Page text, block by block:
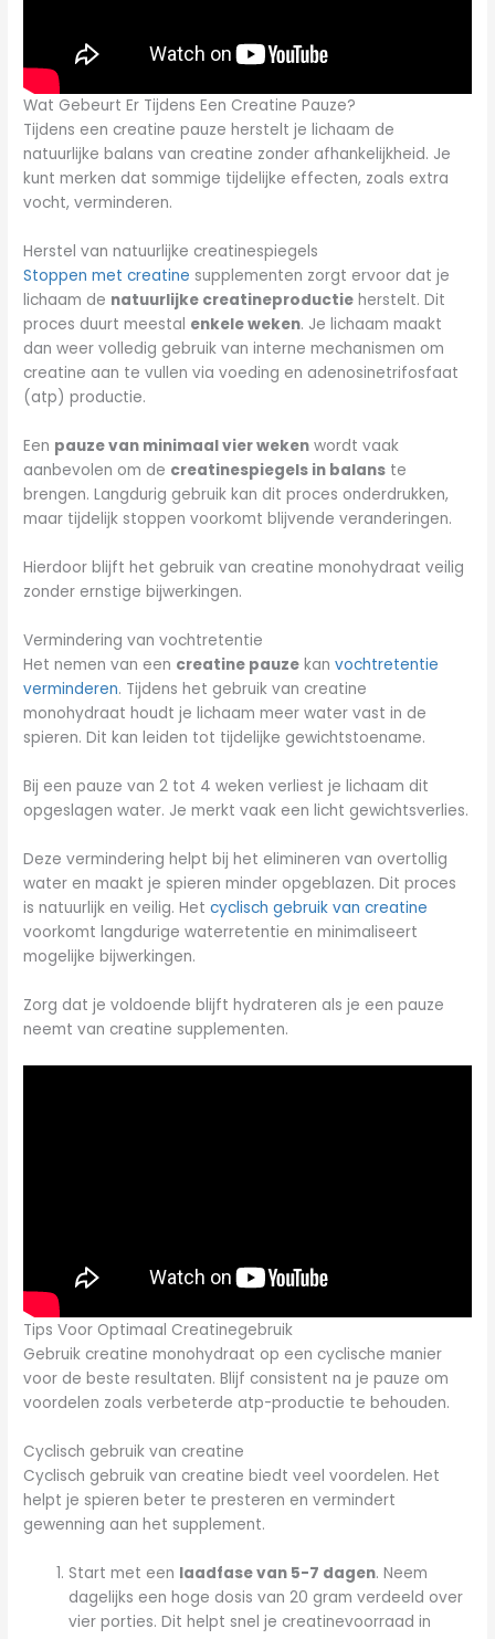
Wat Gebeurt Er Tijdens Een Creatine Pauze?
Tijdens een creatine pauze herstelt je lichaam de
natuurlijke balans van creatine zonder afhankelijkheid. Je
kunt merken dat sommige tijdelijke effecten, zoals extra
vocht, verminderen.
Herstel van natuurlijke creatinespiegels
Stoppen met creatine supplementen zorgt ervoor dat je
lichaam de natuurlijke creatineproductie herstelt. Dit
proces duurt meestal enkele weken. Je lichaam maakt
dan weer volledig gebruik van interne mechanismen om
creatine aan te vullen via voeding en adenosinetrifosfaat
(atp) productie.
Een pauze van minimaal vier weken wordt vaak
aanbevolen om de creatinespiegels in balans te
brengen. Langdurig gebruik kan dit proces onderdrukken,
maar tijdelijk stoppen voorkomt blijvende veranderingen.
Hierdoor blijft het gebruik van creatine monohydraat veilig
zonder ernstige bijwerkingen.
Vermindering van vochtretentie
Het nemen van een creatine pauze kanvochtretentie
verminderen. Tijdens het gebruik van creatine
monohydraat houdt je lichaam meer water vast in de
spieren. Dit kan leiden tot tijdelijke gewichtstoename.
Bij een pauze van 2 tot 4 weken verliest je lichaam dit
opgeslagen water. Je merkt vaak een licht gewichtsverlies.
Deze vermindering helpt bij het elimineren van overtollig
water en maakt je spieren minder opgeblazen. Dit proces
is natuurlijk en veilig. Hetcyclisch gebruik van creatine
voorkomt langdurige waterretentie en minimaliseert
mogelijke bijwerkingen.
Zorg dat je voldoende blijft hydrateren als je een pauze
neemt van creatine supplementen.
Tips Voor Optimaal Creatinegebruik
Gebruik creatine monohydraat op een cyclische manier
voor de beste resultaten. Blijf consistent na je pauze om
voordelen zoals verbeterde atp-productie te behouden.
Cyclisch gebruik van creatine
Cyclisch gebruik van creatine biedt veel voordelen. Het
helpt je spieren beter te presteren en vermindert
gewenning aan het supplement.
Start met een laadfase van 5-7 dagen. Neem
dagelijks een hoge dosis van 20 gram verdeeld over
vier porties. Dit helpt snel je creatinevoorraad in